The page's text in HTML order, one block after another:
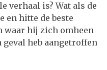
verhaal is? Wat als de
en hitte de beste
waar hij zich omheen
heb aangetroffen